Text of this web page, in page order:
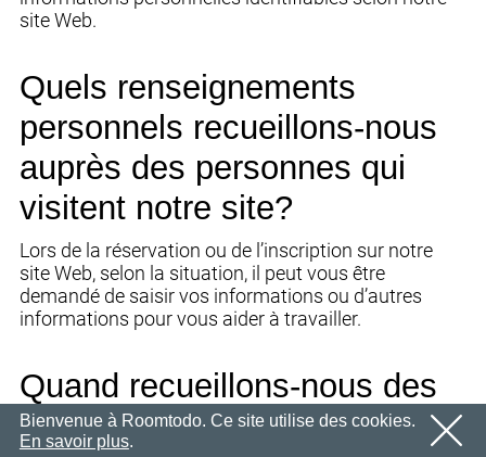
Mot de passe
OK
Inscription Rappeler le mot de passe
lien de confirmation.
Veuillez suivre le lien contenu dans l'e-mail pour activer
OK
site Web.
Quels renseignements
personnels recueillons-nous
auprès des personnes qui
visitent notre site?
Lors de la réservation ou de l’inscription sur notre
site Web, selon la situation, il peut vous être
demandé de saisir vos informations ou d’autres
informations pour vous aider à travailler.
Quand recueillons-nous des
renseignements?
Bienvenue à Roomtodo. Ce site utilise des cookies.
En savoir plus.